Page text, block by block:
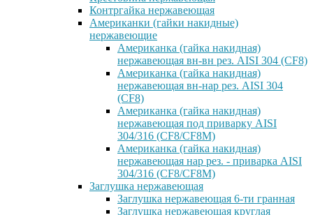
Контргайка нержавеющая
Американки (гайки накидные)
нержавеющие
Американка (гайка накидная)
нержавеющая вн-вн рез. AISI 304 (CF8)
Американка (гайка накидная)
нержавеющая вн-нар рез. AISI 304
(CF8)
Американка (гайка накидная)
нержавеющая под приварку AISI
304/316 (CF8/CF8M)
Американка (гайка накидная)
нержавеющая нар рез. - приварка AISI
304/316 (CF8/CF8M)
Заглушка нержавеющая
Заглушка нержавеющая 6-ти гранная
Заглушка нержавеющая круглая